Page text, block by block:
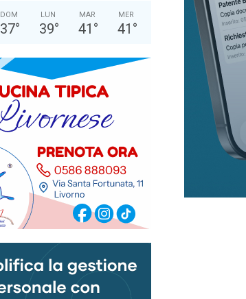
DOM
37°
LUN
39°
MAR
41 °
MER
41 °